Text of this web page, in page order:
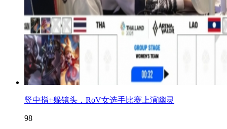
竖中指+躲镜头，RoV女选手比赛上演幽灵
98